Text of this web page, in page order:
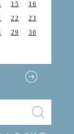
15
16
22
23
29
30